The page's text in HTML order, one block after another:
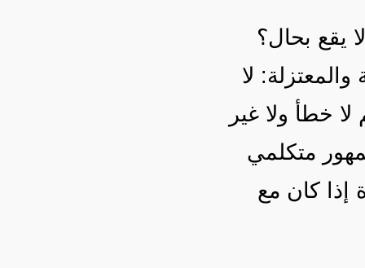
يقع بحال؟
لا
خطأ ولا غير
متكلمي
إذا كان مع